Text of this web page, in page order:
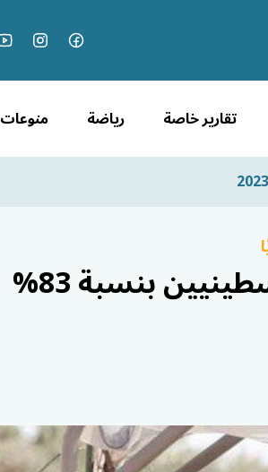
تقارير خاصة رياضة منوعات
مؤسسات الأسرى: ارتفاع عدد المعتقلين الفلسطينيين بنسبة 83%